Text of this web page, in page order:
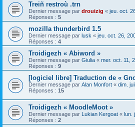
Treiñ restroù .trn
Dernier message par drouizig « jeu. oct.
Réponses : 5
mozilla thunderbird 1.5
Dernier message par lusk « jeu. oct. 26,
Réponses : 4
Troidigezh « Abiword »
Dernier message par Giulia « mer. oct. 11,
Réponses : 9
[logiciel libre] Traduction de «
Dernier message par Alan Monfort « dim.
Réponses : 15
Troidigezh « MoodleMoot »
Dernier message par Lukian Kergoat « lun.
Réponses : 2